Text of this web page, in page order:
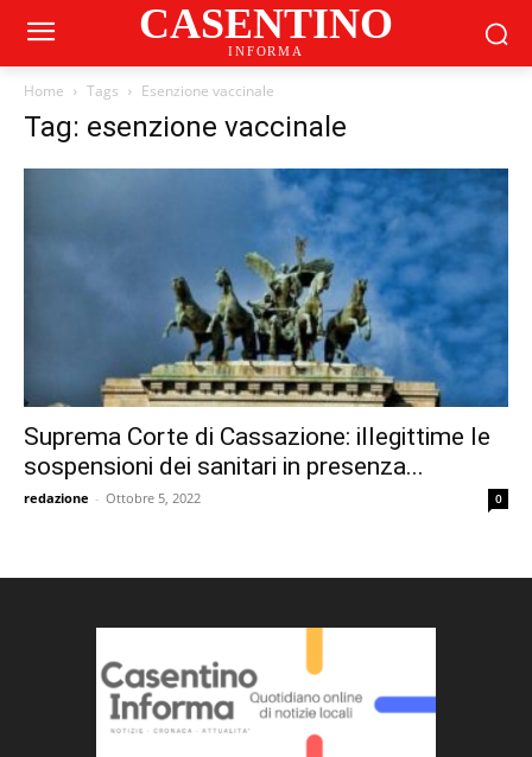
CASENTINO
INFORMA
Home Tags Esenzione vaccinale
Tag: esenzione vaccinale
Suprema Corte di Cassazione: illegittime le
sospensioni dei sanitari in presenza...
redazione - Ottobre 5, 2022 0